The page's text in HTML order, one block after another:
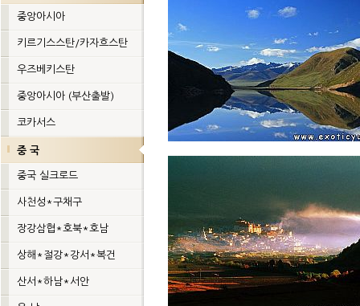
중앙아시아
키르기스스탄/카자흐스탄
우즈베키스탄
중앙아시아 (부산출발)
코카서스
중 국
중국 실크로드
사천성*구채구
장강삼협*호북*호남
상해*절강*강서*복건
산서*하남*서안